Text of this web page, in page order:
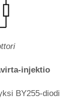
injektio
BY255-diodi